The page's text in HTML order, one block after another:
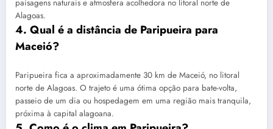
paisagens naturais e atmosfera acolhedora no litoral norte de
Alagoas.
4. Qual é a distância de Paripueira para
Maceió?
Paripueira fica a aproximadamente 30 km de Maceió, no litoral
norte de Alagoas. O trajeto é uma ótima opção para bate-volta,
passeio de um dia ou hospedagem em uma região mais tranquila,
próxima à capital alagoana.